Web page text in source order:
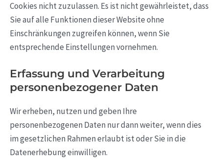
Cookies nicht zuzulassen. Es ist nicht gewährleistet, dass
Sie auf alle Funktionen dieser Website ohne
Einschränkungen zugreifen können, wenn Sie
entsprechende Einstellungen vornehmen.
Erfassung und Verarbeitung
personenbezogener Daten
Wir erheben, nutzen und geben Ihre
personenbezogenen Daten nur dann weiter, wenn dies
im gesetzlichen Rahmen erlaubt ist oder Sie in die
Datenerhebung einwilligen.